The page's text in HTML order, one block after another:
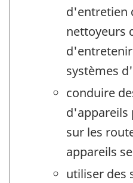
d'entretien
nettoyeurs
systèmes
conduire
d'appareils
sur les
appareils
utiliser des